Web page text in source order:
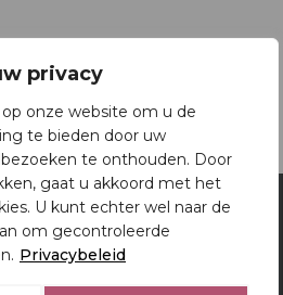
privacy
onze website om u de
te bieden door uw
te onthouden. Door
gaat u akkoord met het
U kunt echter wel naar de
om gecontroleerde
Privacybeleid
267 m 3